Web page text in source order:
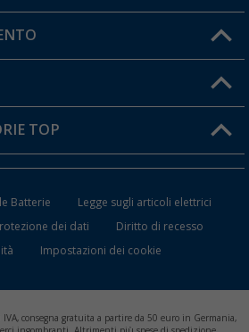
TOP
Batterie
Legge sugli articoli elettrici
dei dati
Diritto di recesso
Impostazioni dei cookie
consegna gratuita a partire da 50 euro in Germania,